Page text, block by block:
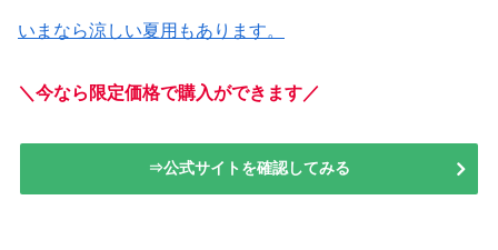
いまなら涼しい夏用もあります。
＼今なら限定価格で購入ができます／
⇒公式サイトを確認してみる